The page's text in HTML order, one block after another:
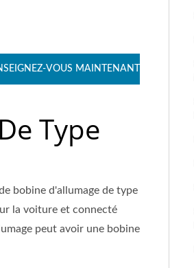
VOUS MAINTENANT
Type
bobine d'allumage de type
la voiture et connecté
peut avoir une bobine